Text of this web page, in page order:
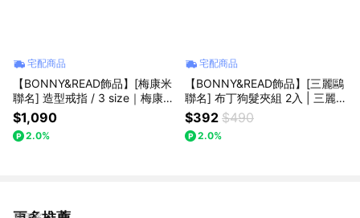
宅配商品
【BONNY&READ飾品】[梅康米
聯名] 造型戒指 / 3 size｜梅康米
插畫 聯名飾品 造型戒指 卡通飾
品 戒指 禮物推薦 專屬包裝
$1,090
2.0%
宅配商品
【BONNY&READ飾品】[三麗鷗
聯名] 布丁狗髮夾組 2入 | 三麗鷗
正版授權 布丁狗 髮夾 髮飾
$392 $490
2.0%